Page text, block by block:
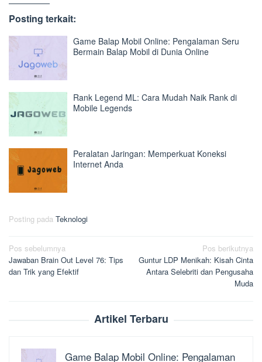
Posting terkait:
Game Balap Mobil Online: Pengalaman Seru
Bermain Balap Mobil di Dunia Online
Rank Legend ML: Cara Mudah Naik Rank di
Mobile Legends
Peralatan Jaringan: Memperkuat Koneksi
Internet Anda
Posting pada Teknologi
Navigasi
pos
Pos sebelumnya
Jawaban Brain Out Level 76: Tips
dan Trik yang Efektif
Pos berikutnya
Guntur LDP Menikah: Kisah Cinta
Antara Selebriti dan Pengusaha
Muda
Artikel Terbaru
Game Balap Mobil Online: Pengalaman